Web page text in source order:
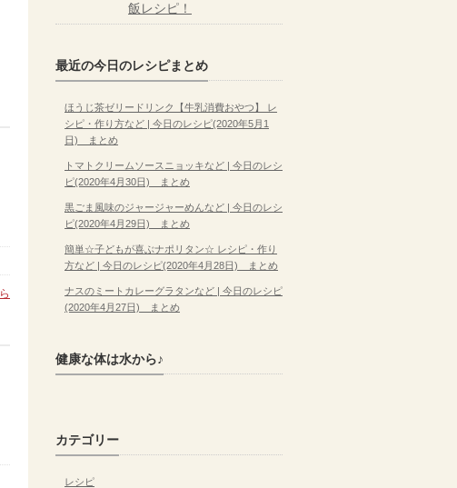
飯レシピ！
最近の今日のレシピまとめ
ほうじ茶ゼリードリンク【牛乳消費おやつ】 レ
シピ・作り方など | 今日のレシピ(2020年5月1
日) まとめ
トマトクリームソースニョッキなど | 今日のレシ
ピ(2020年4月30日) まとめ
黒ごま風味のジャージャーめんなど | 今日のレシ
ピ(2020年4月29日) まとめ
簡単☆子どもが喜ぶナポリタン☆ レシピ・作り
方など | 今日のレシピ(2020年4月28日) まとめ
ナスのミートカレーグラタンなど | 今日のレシピ
(2020年4月27日) まとめ
健康な体は水から♪
カテゴリー
レシピ